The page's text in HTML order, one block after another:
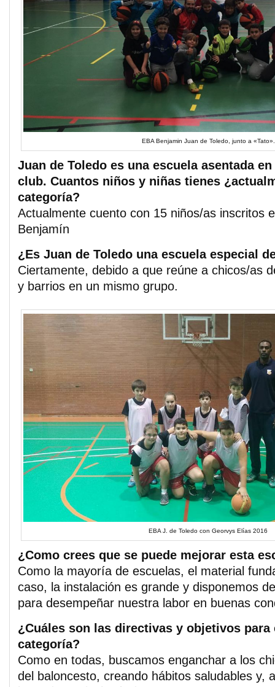
EBA Benjamin Juan de Toledo, junto a «Tato».
Juan de Toledo es una escuela asentada
club. Cuantos niños y niñas tienes
categoría?
Actualmente cuento con 15 niños/as inscritos
Benjamín
¿Es Juan de Toledo una escuela especial
Ciertamente, debido a que reúne a chicos/as
y barrios en un mismo grupo.
EBA J. de Toledo con Georvys Elías 2016
¿Como crees que se puede mejorar esta
Como la mayoría de escuelas, el material
caso, la instalación es grande y disponemos
para desempeñar nuestra labor en buenas
¿Cuáles son las directivas y objetivos para
categoría?
Como en todas, buscamos enganchar a los
del baloncesto, creando hábitos saludables y,